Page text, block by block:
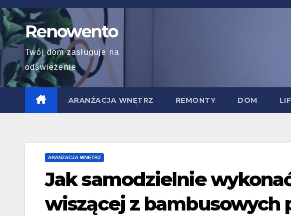
Skip
to
contentRenowento
Twój dom zasługuje na
odświeżenie
ARANŻACJA WNĘTRZ REMONTY DOM
ARANŻACJA WNĘTRZ
Jak samodzielnie
wiszącej z bambusowych